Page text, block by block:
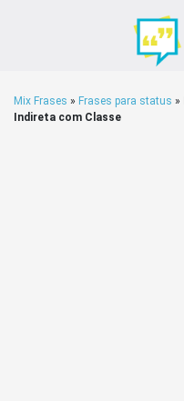
Mix Frases » Frases para status »
Indireta com Classe